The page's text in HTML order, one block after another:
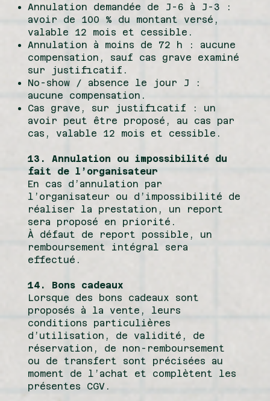
Annulation demandée de J-6 à J-3 :
avoir de 100 % du montant versé,
valable 12 mois et cessible.
Annulation à moins de 72 h : aucune
compensation, sauf cas grave examiné
sur justificatif.
No-show / absence le jour J :
aucune compensation.
Cas grave, sur justificatif : un
avoir peut être proposé, au cas par
cas, valable 12 mois et cessible.
13. Annulation ou impossibilité du
fait de l’organisateur
En cas d’annulation par
l’organisateur ou d’impossibilité de
réaliser la prestation, un report
sera proposé en priorité.
À défaut de report possible, un
remboursement intégral sera
effectué.
14. Bons cadeaux
Lorsque des bons cadeaux sont
proposés à la vente, leurs
conditions particulières
d’utilisation, de validité, de
réservation, de non-remboursement
ou de transfert sont précisées au
moment de l’achat et complètent les
présentes CGV.